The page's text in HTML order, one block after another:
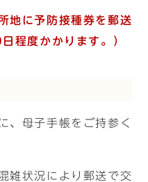
地に予防接種券を郵送
程度かかります。）
、母子手帳をご持参く
雑状況により郵送で交